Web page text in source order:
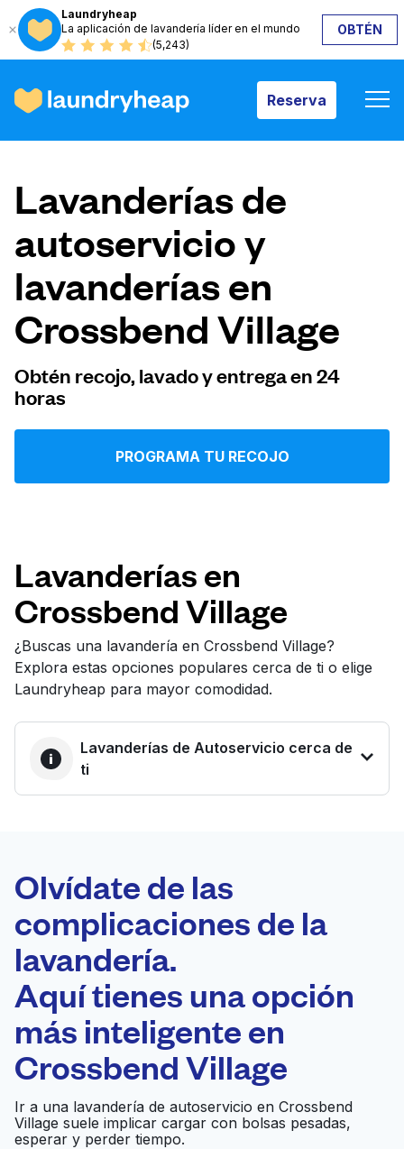
Laundryheap
La aplicación de lavandería líder en el mundo
(5,243)
OBTÉN
Reserva
Reserva
Cómo funciona
Precios y servicios
Quiénes somos
Iniciar sesión
Síguenos en
Lavanderías de
autoservicio y
lavanderías en
Crossbend Village
Obtén recojo, lavado y entrega en 24
horas
PROGRAMA TU RECOJO
Lavanderías en
Crossbend Village
¿Buscas una lavandería en Crossbend Village?
Explora estas opciones populares cerca de ti o elige
Laundryheap para mayor comodidad.
Lavanderías de Autoservicio cerca de
ti
Laundryheap.com
Programa tu recogida
0 min
Recojo y entrega
casa
Abierto 24/7
Washateria
Ir al sitio web
Olvídate de las
complicaciones de la
lavandería.
Aquí tienes una opción
más inteligente en
Crossbend Village
Ir a una lavandería de autoservicio en Crossbend
Village suele implicar cargar con bolsas pesadas,
esperar y perder tiempo.